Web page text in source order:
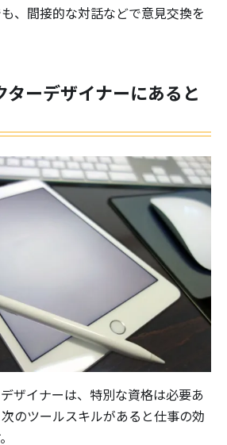
、間接的な対話などで意見交換を
ターデザイナーにあると
ザイナーは、特別な資格は必要あ
のツールスキルがあると仕事の効